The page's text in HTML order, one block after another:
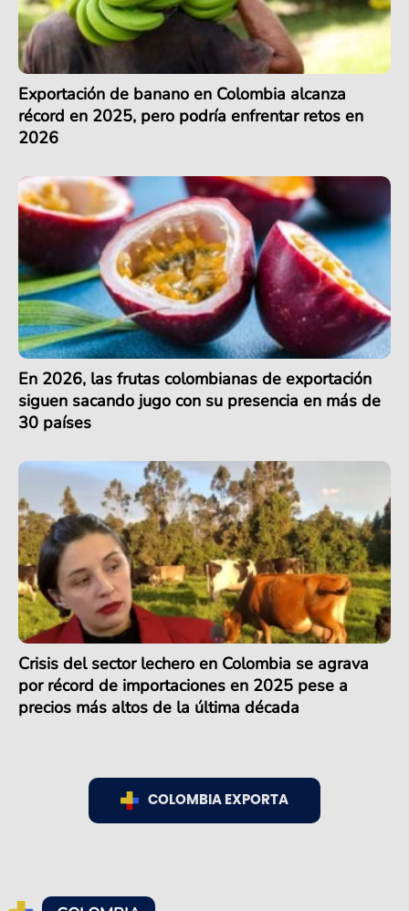
Exportación de banano en Colombia alcanza
récord en 2025, pero podría enfrentar retos en
2026
En 2026, las frutas colombianas de exportación
siguen sacando jugo con su presencia en más de
30 países
Crisis del sector lechero en Colombia se agrava
por récord de importaciones en 2025 pese a
precios más altos de la última década
COLOMBIA EXPORTA